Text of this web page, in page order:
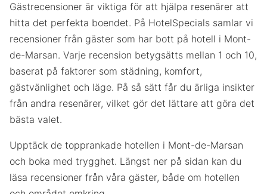
Gästrecensioner är viktiga för att hjälpa resenärer att
hitta det perfekta boendet. På HotelSpecials samlar vi
recensioner från gäster som har bott på hotell i Mont-
de-Marsan. Varje recension betygsätts mellan 1 och 10,
baserat på faktorer som städning, komfort,
gästvänlighet och läge. På så sätt får du ärliga insikter
från andra resenärer, vilket gör det lättare att göra det
bästa valet.
Upptäck de topprankade hotellen i Mont-de-Marsan
och boka med trygghet. Längst ner på sidan kan du
läsa recensioner från våra gäster, både om hotellen